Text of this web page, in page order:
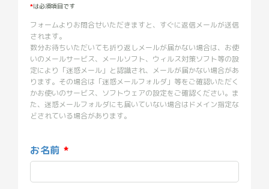
*は必須項目です
フォームよりお問合せいただきますと、すぐに返信メールが送信
されます。
数分お待ちいただいても折り返しメールが届かない場合は、お使
いのメールサービス、メールソフト、ウィルス対策ソフト等の設
定により「迷惑メール」と認識され、メールが届かない場合があ
ります。その場合は「迷惑メールフォルダ」等をご確認いただく
かお使いのサービス、ソフトウェアの設定をご確認ください。ま
た、迷惑メールフォルダにも届いていない場合はドメイン指定な
どされている場合があります。
お名前